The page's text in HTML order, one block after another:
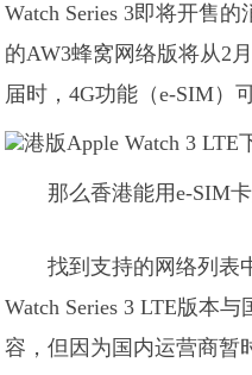
Watch Series 3即将开售
的AW3蜂窝网络版将从2
届时，4G功能（e-SIM）
那么香港能用e-SIM
找到支持的网络列表
Watch Series 3 LTE版本
容，但因为国内运营商暂